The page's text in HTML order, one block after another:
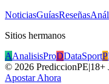
NoticiasGuíasReseñas
Sitios hermanos
AAnalisisProDDataSportP
© 2026 PrediccionPE|18+
Apostar Ahora